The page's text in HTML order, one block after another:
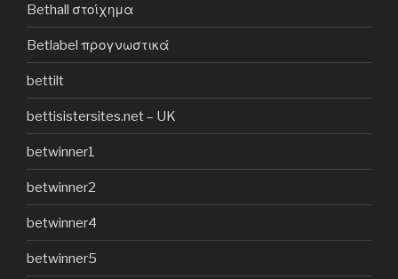
Bethall στοίχημα
Betlabel προγνωστικά
bettilt
bettisistersites.net – UK
betwinner1
betwinner2
betwinner4
betwinner5